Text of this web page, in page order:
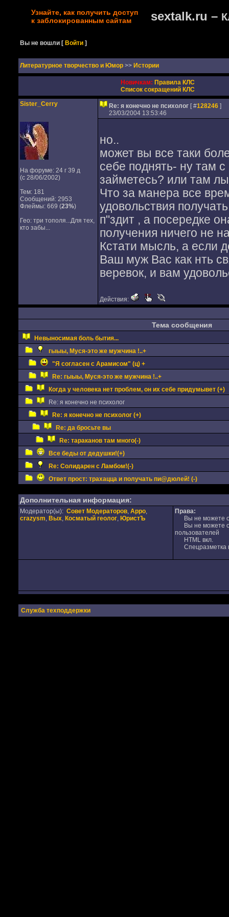
Узнайте, как получить доступ
к заблокированным сайтам
sextalk.ru –
Вы не вошли [Войти ]
Литературное творчество и Юмор >> Истории
Новичкам: Правила КЛС
Список сокращений КЛС
Sister_Cerry
На форуме: 24 г 39 д
(с 28/06/2002)
Тем: 181
Сообщений: 2953
Флеймы: 669 (23%)
Гео: три тополя...Для тех,
кто забы...
Re: я конечно не психолог [ #128246]
23/03/2004 13:53:46
но..
может вы все таки
себе поднять- ну там
займетесь? или там
Что за манера все
удовольствия
п"здит , а посередке
получения ничего не
Кстати мысль, а если
Ваш муж Вас как нть
веревок, и вам
Действия:
Тема сообщения
Невыносимая боль бытия...
гыыы, Муся-это же мужчина !..+
"Я согласен с Арамисом" (ц) +
Re: гыыы, Муся-это же мужчина !..+
Когда у человека нет проблем, он их себе придумывет (+)
Re: я конечно не психолог
Re: я конечно не психолог (+)
Re: да бросьте вы
Re: тараканов там много(-)
Все беды от дедушки!(+)
Re: Солидарен с Ламбом!(-)
Ответ прост: трахацца и получать пи@дюлей! (-)
Дополнительная информация:
Модератор(ы): Совет Модераторов, Appo,
crazysm, Вых, Косматый геолог, ЮристЪ
Права:
Вы не можете
Вы не можете
пользователей
HTML вкл.
Спецразметка
Служба техподдержки